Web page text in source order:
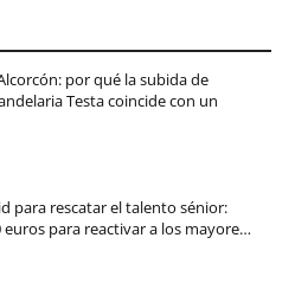
por qué la subida de
Testa coincide con un
para rescatar el talento sénior:
euros para reactivar a los mayore…